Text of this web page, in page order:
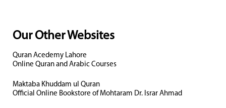
Our Other Websites
Quran Acedemy Lahore
Online Quran and Arabic Courses
Maktaba Khuddam ul Quran
Official Online Bookstore of Mohtaram Dr. Israr Ahmad